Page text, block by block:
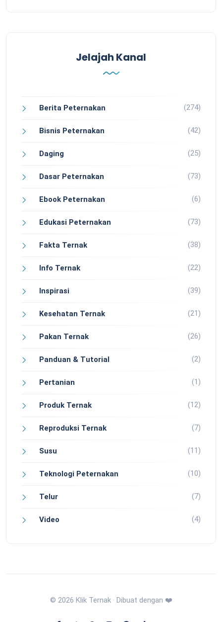
Jelajah Kanal
Berita Peternakan (274)
Bisnis Peternakan (42)
Daging (25)
Dasar Peternakan (73)
Ebook Peternakan (6)
Edukasi Peternakan (73)
Fakta Ternak (38)
Info Ternak (22)
Inspirasi (39)
Kesehatan Ternak (21)
Pakan Ternak (26)
Panduan & Tutorial (2)
Pertanian (1)
Produk Ternak (12)
Reproduksi Ternak (7)
Susu (11)
Teknologi Peternakan (10)
Telur (7)
Video (4)
© 2026 Klik Ternak · Dibuat dengan ❤️